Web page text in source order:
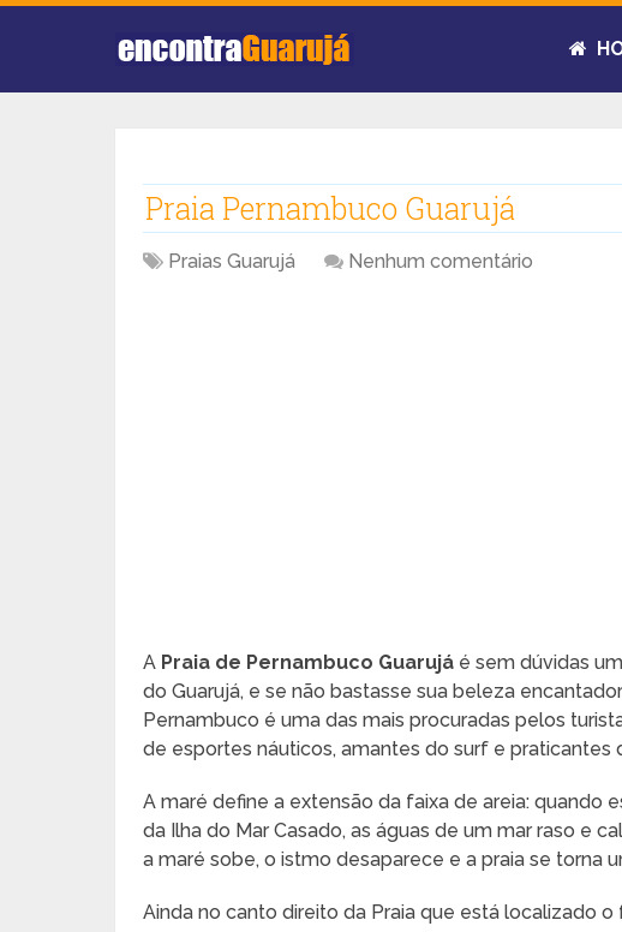
Praia Pernambuco Guarujá
Praias Guarujá Nenhum comentário
A Praia de Pernambuco Guarujá é sem dúvidas
do Guarujá, e se não bastasse sua beleza
Pernambuco é uma das mais procuradas pelos
de esportes náuticos, amantes do surf e praticantes
A maré define a extensão da faixa de areia: quando
da Ilha do Mar Casado, as águas de um mar raso e
a maré sobe, o istmo desaparece e a praia se torna
Ainda no canto direito da Praia que está localizado